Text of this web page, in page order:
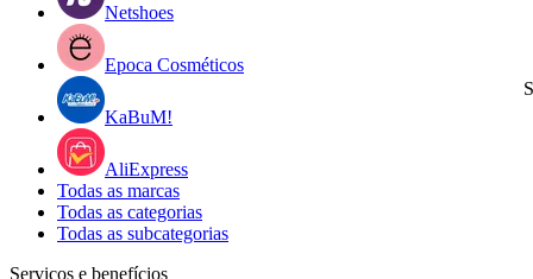
Netshoes
Epoca Cosméticos
KaBuM!
AliExpress
Todas as marcas
Todas as categorias
Todas as subcategorias
Serviços e benefícios